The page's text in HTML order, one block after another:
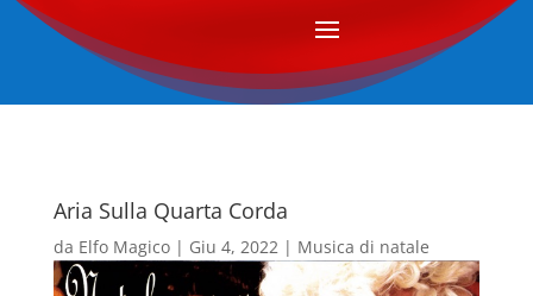
Aria Sulla Quarta Corda
da Elfo Magico| Giu 4, 2022| Musica di natale